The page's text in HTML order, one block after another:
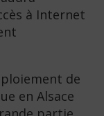
à Internet
de
en Alsace